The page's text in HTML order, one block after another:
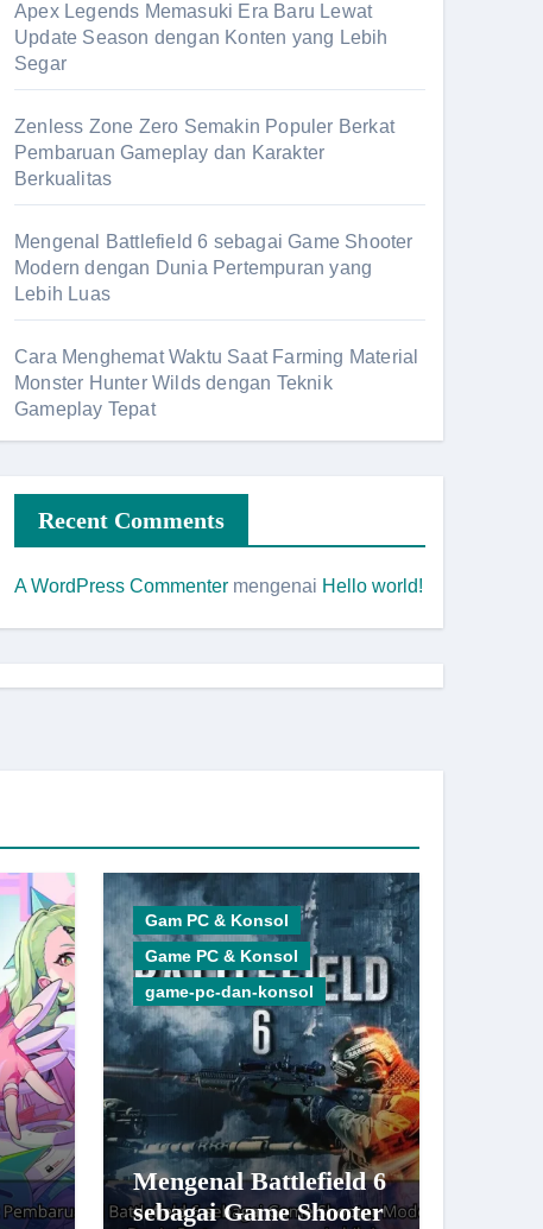
Apex Legends Memasuki Era Baru Lewat
Update Season dengan Konten yang Lebih
Segar
Zenless Zone Zero Semakin Populer Berkat
Pembaruan Gameplay dan Karakter
Berkualitas
Mengenal Battlefield 6 sebagai Game Shooter
Modern dengan Dunia Pertempuran yang
Lebih Luas
Cara Menghemat Waktu Saat Farming Material
Monster Hunter Wilds dengan Teknik
Gameplay Tepat
Recent Comments
A WordPress Commenter mengenai Hello world!
Gam PC & Konsol
Game PC & Konsol
game-pc-dan-konsol
Mengenal Battlefield 6
sebagai Game Shooter